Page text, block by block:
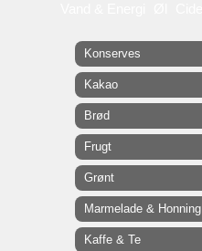
Konserves
Kakao
Brød
Frugt
Grønt
Marmelade & Honning
Kaffe & Te